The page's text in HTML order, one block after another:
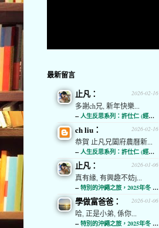
最新留言
2026-02-16
止凡：
多謝ch兄, 新年快樂...
-- 人生反思系列：許仕仁 (經濟通)
2026-02-16
ch liu：
恭賀 止凡兄闔府農曆新...
-- 人生反思系列：許仕仁 (經濟通)
2026-01-06
止凡：
真有緣, 有興趣不妨j...
-- 特別的沖繩之旅，2025年冬 (經濟通)
2026-01-06
學做富爸爸：
哈, 正是小弟, 係你...
-- 特別的沖繩之旅，2025年冬 (經濟通)